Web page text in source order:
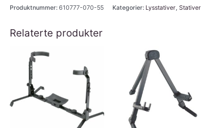
lysutstyr,
4
skrufester
parkanner
antall
Produktnummer: 610777-070-55 Kategorier: Lysstativer, Stativer
Relaterte produkter